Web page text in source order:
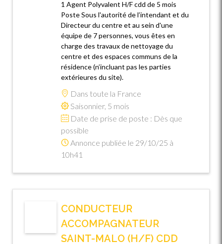
1 Agent Polyvalent H/F cdd de 5 mois
Poste Sous l'autorité de l’intendant et du
Directeur du centre et au sein d'une
équipe de 7 personnes, vous êtes en
charge des travaux de nettoyage du
centre et des espaces communs de la
résidence (n’incluant pas les parties
extérieures du site).
Dans toute la France
Saisonnier, 5 mois
Date de prise de poste : Dès que
possible
Annonce publiée le 29/10/25 à
10h41
CONDUCTEUR
ACCOMPAGNATEUR
SAINT-MALO (H/F) CDD